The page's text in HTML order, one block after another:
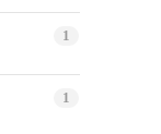
1
1